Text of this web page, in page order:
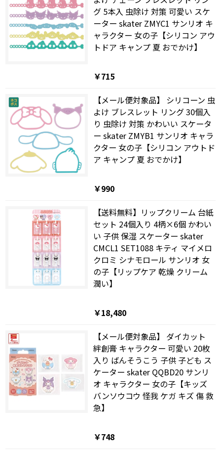
グ 5本入 虫除け 対策 可愛い スケ
ーター skater ZMYC1 サンリオ キ
ャラクター 女の子【シリコン アウ
トドア キャンプ 夏 おでかけ】
￥715
【メール便対象品】 シリコーン 虫
よけ ブレスレット リング 30個入
り 虫除け 対策 かわいい スケータ
ー skater ZMYB1 サンリオ キャラ
クター 女の子【シリコン アウトド
ア キャンプ 夏 おでかけ】
￥990
【送料無料】リップクリーム 台紙
セット 24個入り 4柄×6個 かわい
い 子供 保湿 スケーター skater
CMCL1 SET1088 キティ マイメロ
クロミ シナモロール サンリオ 女
の子【リップケア 乾燥 クリーム
潤い】
￥18,480
【メール便対象品】 ダイカット
絆創膏 キャラクター 可愛い 20枚
入り ばんそうこう 子供 子ども ス
ケーター skater QQBD20 サンリ
オ キャラクター 女の子【キッズ
バンソウコウ 怪我 ケガ キズ 傷 救
急】
￥748